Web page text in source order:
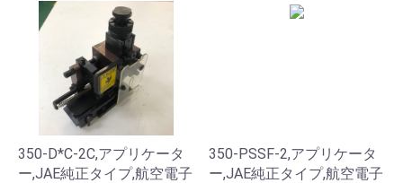
350-D*C-2C,アプリケータ
ー,JAE純正タイプ,航空電子
350-PSSF-2,アプリケータ
ー,JAE純正タイプ,航空電子